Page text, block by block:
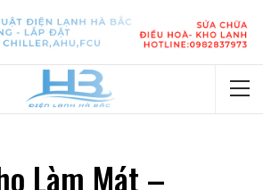
Làm Mát –